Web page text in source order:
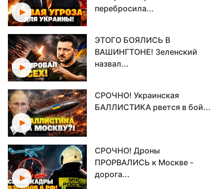
перебросила...
ЭТОГО БОЯЛИСЬ В
ВАШИНГТОНЕ! Зеленский
назвал...
СРОЧНО! Украинская
БАЛЛИСТИКА рвется в бой...
СРОЧНО! Дроны
ПРОРВАЛИСЬ к Москве -
дорога...